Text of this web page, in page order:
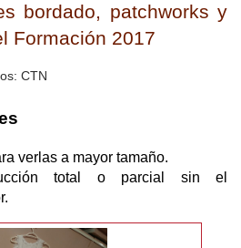
bordado, patchworks y
Formación 2017
CTN
verlas a mayor tamaño.
total o parcial sin el